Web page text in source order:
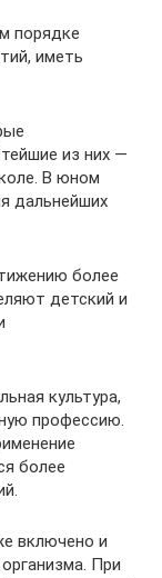
порядке
иметь
из них —
В юном
дальнейших
более
детский и
культура,
профессию.
более
включено и
При